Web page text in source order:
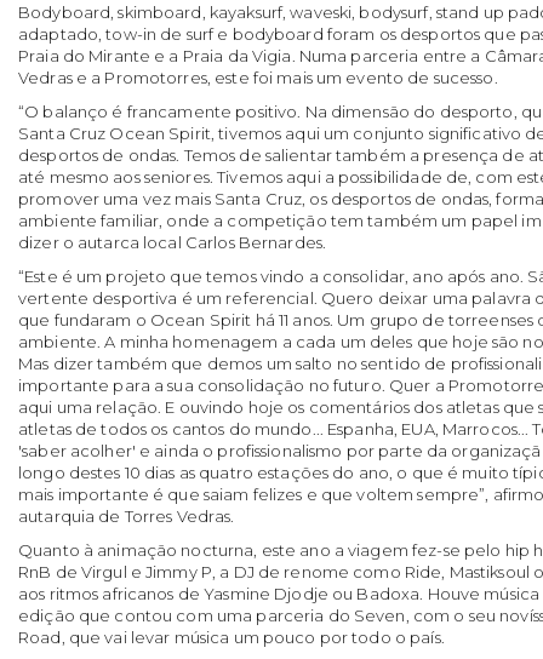
Bodyboard, skimboard, kayaksurf, waveski, bodysurf, stand up
adaptado, tow-in de surf e bodyboard foram os desportos que
Praia do Mirante e a Praia da Vigia. Numa parceria entre a
Vedras e a Promotorres, este foi mais um evento de sucesso.
“O balanço é francamente positivo. Na dimensão do desporto,
Santa Cruz Ocean Spirit, tivemos aqui um conjunto significativo
desportos de ondas. Temos de salientar também a presença de
até mesmo aos seniores. Tivemos aqui a possibilidade de, com
promover uma vez mais Santa Cruz, os desportos de ondas,
ambiente familiar, onde a competição tem também um papel
dizer o autarca local Carlos Bernardes.
“Este é um projeto que temos vindo a consolidar, ano após ano.
vertente desportiva é um referencial. Quero deixar uma palavra
que fundaram o Ocean Spirit há 11 anos. Um grupo de
ambiente. A minha homenagem a cada um deles que hoje são
Mas dizer também que demos um salto no sentido de
importante para a sua consolidação no futuro. Quer a
aqui uma relação. E ouvindo hoje os comentários dos atletas que
atletas de todos os cantos do mundo... Espanha, EUA, Marrocos...
'saber acolher' e ainda o profissionalismo por parte da
longo destes 10 dias as quatro estações do ano, o que é muito
mais importante é que saiam felizes e que voltem sempre”,
autarquia de Torres Vedras.
Quanto à animação nocturna, este ano a viagem fez-se pelo hip
RnB de Virgul e Jimmy P, a DJ de renome como Ride, Mastiksoul
aos ritmos africanos de Yasmine Djodje ou Badoxa. Houve
edição que contou com uma parceria do Seven, com o seu
Road, que vai levar música um pouco por todo o país.